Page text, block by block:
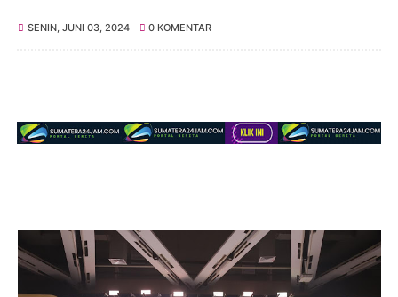
SENIN, JUNI 03, 2024 0 KOMENTAR